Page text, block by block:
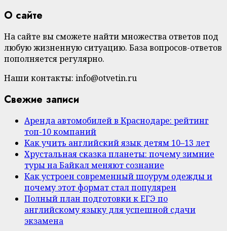
О сайте
На сайте вы сможете найти множества ответов под
любую жизненную ситуацию. База вопросов-ответов
пополняется регулярно.
Наши контакты: info@otvetin.ru
Свежие записи
Аренда автомобилей в Краснодаре: рейтинг
топ-10 компаний
Как учить английский язык детям 10–13 лет
Хрустальная сказка планеты: почему зимние
туры на Байкал меняют сознание
Как устроен современный шоурум одежды и
почему этот формат стал популярен
Полный план подготовки к ЕГЭ по
английскому языку для успешной сдачи
экзамена